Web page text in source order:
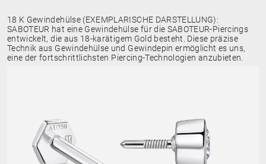
18 K Gewindehülse (EXEMPLARISCHE DARSTELLUNG):
SABOTEUR hat eine Gewindehülse für die SABOTEUR-Piercings
entwickelt, die aus 18-karätigem Gold besteht. Diese präzise
Technik aus Gewindehülse und Gewindepin ermöglicht es uns,
eine der fortschrittlichsten Piercing-Technologien anzubieten.